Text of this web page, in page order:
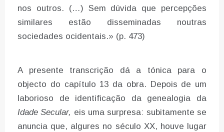
nos outros. (…) Sem dúvida que percepções
similares estão disseminadas noutras
sociedades ocidentais.» (p. 473)
A presente transcrição dá a tónica para o
objecto do capítulo 13 da obra. Depois de um
laborioso de identificação da genealogia da
Idade Secular, eis uma surpresa: subitamente se
anuncia que, algures no século XX, houve lugar